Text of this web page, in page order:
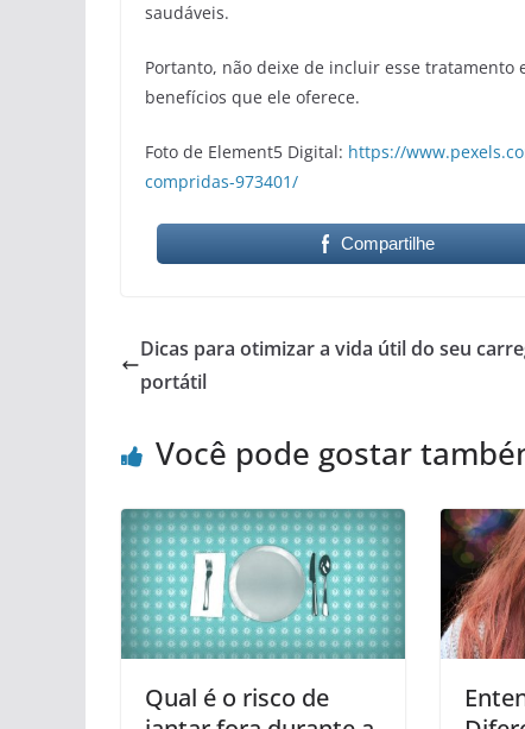
saudáveis.
Portanto, não deixe de incluir esse tratamento
benefícios que ele oferece.
Foto de Element5 Digital: https://
compridas-973401/
Compartilhe
Dicas para otimizar a vida útil do seu
portátil
Você pode gostar
Qual é o risco de